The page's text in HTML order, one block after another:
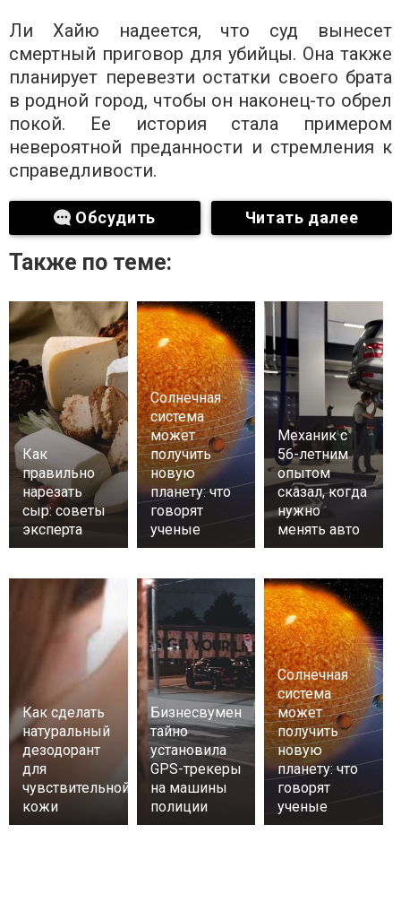
Ли Хайю надеется, что суд вынесет
смертный приговор для убийцы. Она также
планирует перевезти остатки своего брата
в родной город, чтобы он наконец-то обрел
покой. Ее история стала примером
невероятной преданности и стремления к
справедливости.
Обсудить Читать далее
Также по теме:
Как
правильно
нарезать
сыр: советы
эксперта
Солнечная
система
может
получить
новую
планету: что
говорят
ученые
Механик с
56-летним
опытом
сказал, когда
нужно
менять авто
Как сделать
натуральный
дезодорант
для
чувствительной
кожи
Бизнесвумен
тайно
установила
GPS-трекеры
на машины
полиции
Солнечная
система
может
получить
новую
планету: что
говорят
ученые